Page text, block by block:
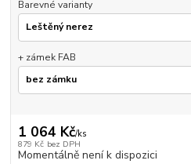
Barevné varianty
+ zámek FAB
1 064 Kč/ks
879 Kč bez DPH
Momentálně není k dispozici